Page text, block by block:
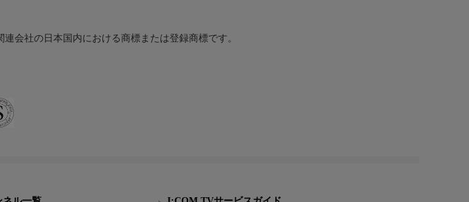
会社の日本国内における商標または登録商標です。